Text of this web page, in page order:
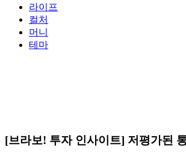
라이프
컬처
머니
테마
[브라보! 투자 인사이트] 저평가된